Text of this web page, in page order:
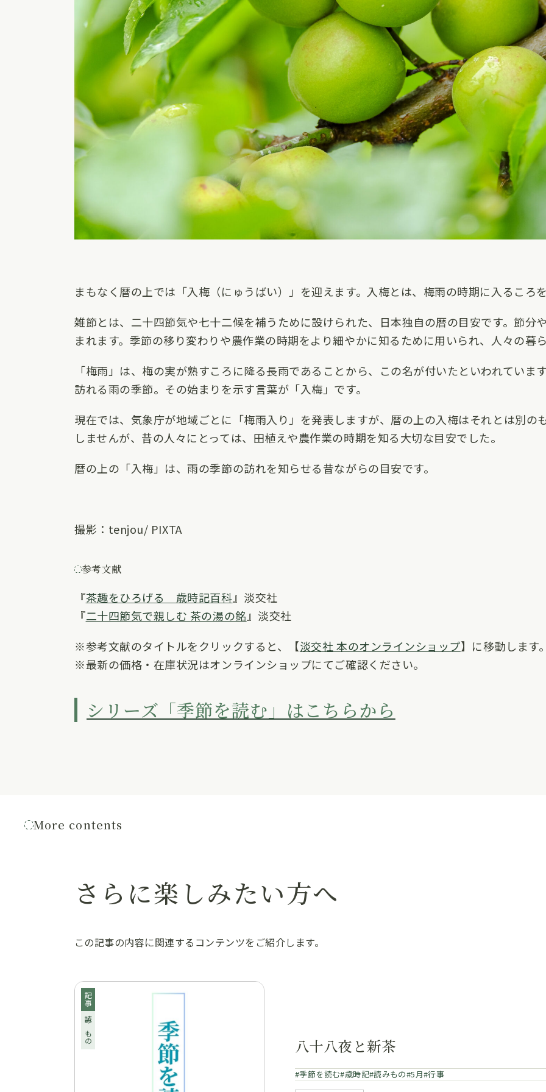
まもなく暦の上では「入梅（にゅうばい）」を迎えます。入梅とは、梅雨の時期に入るころ
雑節とは、二十四節気や七十二候を補うために設けられた、日本独自の暦の目安です。節分
まれます。季節の移り変わりや農作業の時期をより細やかに知るために用いられ、人々の暮
「梅雨」は、梅の実が熟すころに降る長雨であることから、この名が付いたといわれていま
訪れる雨の季節。その始まりを示す言葉が「入梅」です。
現在では、気象庁が地域ごとに「梅雨入り」を発表しますが、暦の上の入梅はそれとは別の
しませんが、昔の人々にとっては、田植えや農作業の時期を知る大切な目安でした。
暦の上の「入梅」は、雨の季節の訪れを知らせる昔ながらの目安です。
撮影：tenjou/ PIXTA
参考文献
『茶趣をひろげる 歳時記百科』淡交社
『二十四節気で親しむ 茶の湯の銘』淡交社
※参考文献のタイトルをクリックすると、【淡交社 本のオンラインショップ】に移動します
※最新の価格・在庫状況はオンラインショップにてご確認ください。
シリーズ「季節を読む」はこちらから
More contents
さらに楽しみたい方へ
この記事の内容に関連するコンテンツをご紹介します。
記事
読みもの
八十八夜と新茶
季節を読む 歳時記 読みもの 5月 行事